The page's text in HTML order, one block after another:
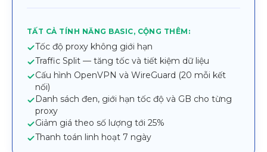
TẤT CẢ TÍNH NĂNG BASIC, CỘNG THÊM:
Tốc độ proxy không giới hạn
Traffic Split — tăng tốc và tiết kiệm dữ liệu
Cấu hình OpenVPN và WireGuard (20 mỗi kết
nối)
Danh sách đen, giới hạn tốc độ và GB cho từng
proxy
Giảm giá theo số lượng tới 25%
Thanh toán linh hoạt 7 ngày